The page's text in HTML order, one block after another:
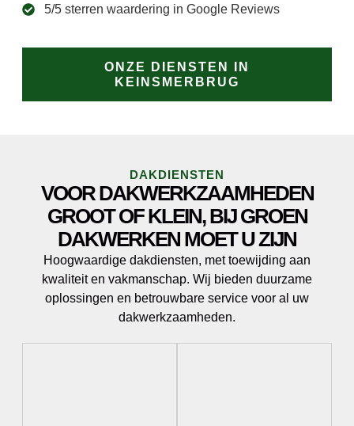
5/5 sterren waardering in Google Reviews
ONZE DIENSTEN IN
KEINSMERBRUG
DAKDIENSTEN
VOOR DAKWERKZAAMHEDEN
GROOT OF KLEIN, BIJ GROEN
DAKWERKEN MOET U ZIJN
Hoogwaardige dakdiensten, met toewijding aan
kwaliteit en vakmanschap. Wij bieden duurzame
oplossingen en betrouwbare service voor al uw
dakwerkzaamheden.